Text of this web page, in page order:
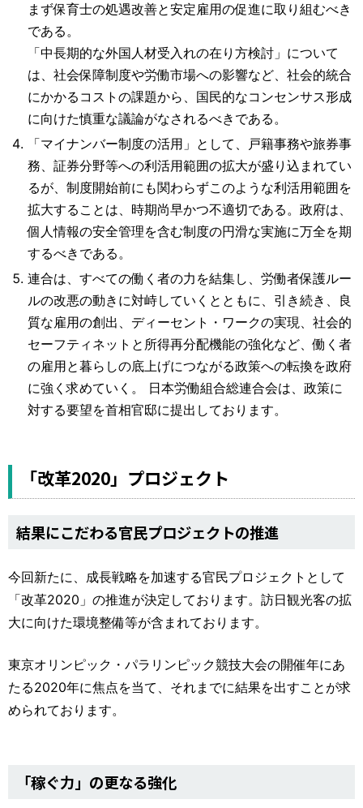
まず保育士の処遇改善と安定雇用の促進に取り組むべき
である。
「中長期的な外国人材受入れの在り方検討」について
は、社会保障制度や労働市場への影響など、社会的統合
にかかるコストの課題から、国民的なコンセンサス形成
に向けた慎重な議論がなされるべきである。
「マイナンバー制度の活用」として、戸籍事務や旅券事
務、証券分野等への利活用範囲の拡大が盛り込まれてい
るが、制度開始前にも関わらずこのような利活用範囲を
拡大することは、時期尚早かつ不適切である。政府は、
個人情報の安全管理を含む制度の円滑な実施に万全を期
するべきである。
連合は、すべての働く者の力を結集し、労働者保護ルー
ルの改悪の動きに対峙していくとともに、引き続き、良
質な雇用の創出、ディーセント・ワークの実現、社会的
セーフティネットと所得再分配機能の強化など、働く者
の雇用と暮らしの底上げにつながる政策への転換を政府
に強く求めていく。 日本労働組合総連合会は、政策に
対する要望を首相官邸に提出しております。
「改革2020」プロジェクト
結果にこだわる官民プロジェクトの推進
今回新たに、成長戦略を加速する官民プロジェクトとして
「改革2020」の推進が決定しております。訪日観光客の拡
大に向けた環境整備等が含まれております。
東京オリンピック・パラリンピック競技大会の開催年にあ
たる2020年に焦点を当て、それまでに結果を出すことが求
められております。
「稼ぐ力」の更なる強化